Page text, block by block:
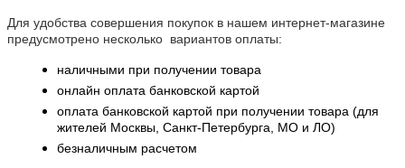
Для удобства совершения покупок в нашем интернет-магазине
предусмотрено несколько вариантов оплаты:
наличными при получении товара
онлайн оплата банковской картой
оплата банковской картой при получении товара (для
жителей Москвы, Санкт-Петербурга, МО и ЛО)
безналичным расчетом